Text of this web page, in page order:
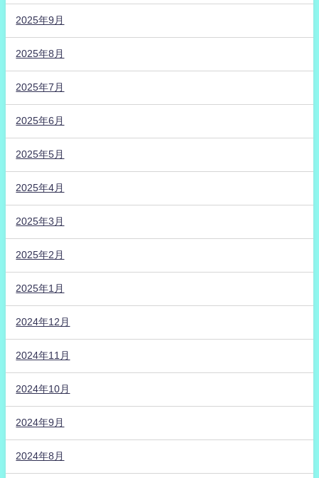
2025年9月
2025年8月
2025年7月
2025年6月
2025年5月
2025年4月
2025年3月
2025年2月
2025年1月
2024年12月
2024年11月
2024年10月
2024年9月
2024年8月